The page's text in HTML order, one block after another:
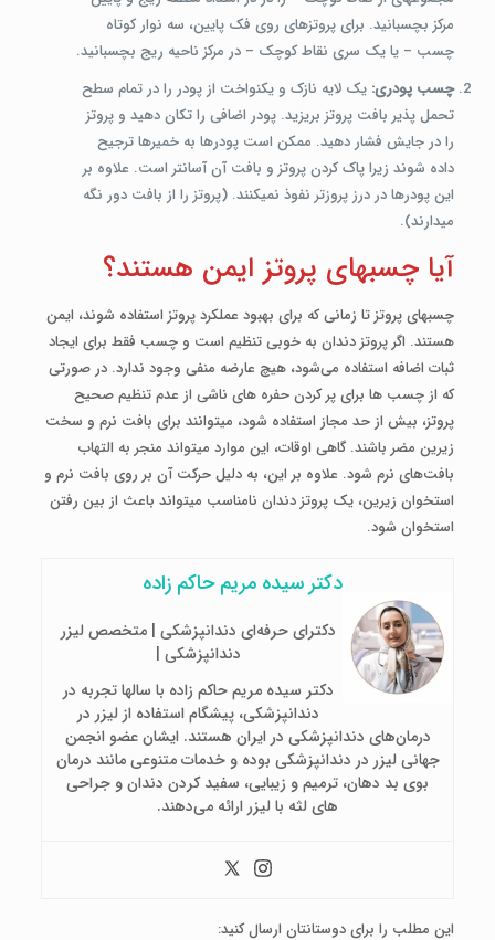
مرکز بچسبانید. برای پروتزهای روی فک پایین، سه نوار کوتاه
چسب – یا یک سری نقاط کوچک – در مرکز ناحیه ریج بچسبانید.
چسب پودری: یک لایه نازک و یکنواخت از پودر را در تمام سطح
تحمل ­پذیر بافت پروتز بریزید. پودر اضافی را تکان دهید و پروتز
را در جایش فشار دهید. ممکن است پودرها به خمیرها ترجیح
داده شوند زیرا پاک کردن پروتز و بافت آن آسان­تر است. علاوه بر
این پودرها در درز پروزتر نفوذ نمی­کنند. (پروتز را از بافت دور نگه
می­دارند).
آیا چسب­های پروتز ایمن هستند؟
چسب­های پروتز تا زمانی که برای بهبود عملکرد پروتز استفاده شوند، ایمن
هستند. اگر پروتز دندان به خوبی تنظیم است و چسب فقط برای ایجاد
ثبات اضافه استفاده می‌شود، هیچ عارضه منفی وجود ندارد. در صورتی
که از چسب ­ها برای پر کردن حفره­ های ناشی از عدم تنظیم صحیح
پروتز، بیش از حد مجاز استفاده شود، می­توانند برای بافت نرم و سخت
زیرین مضر باشند. گاهی اوقات، این موارد می­تواند منجر به التهاب
بافت‌های نرم شود. علاوه بر این، به دلیل حرکت آن بر روی بافت نرم و
استخوان زیرین، یک پروتز دندان نامناسب می­تواند باعث از بین رفتن
استخوان شود.
دکتر سیده مریم حاکم زاده
دکترای حرفه‌ای دندانپزشکی | متخصص لیزر
دندانپزشکی |
دکتر سیده مریم حاکم زاده با سالها تجربه در
دندانپزشکی، پیشگام استفاده از لیزر در
درمان‌های دندانپزشکی در ایران هستند. ایشان عضو انجمن
جهانی لیزر در دندانپزشکی بوده و خدمات متنوعی مانند درمان
بوی بد دهان، ترمیم و زیبایی، سفید کردن دندان و جراحی
های لثه با لیزر ارائه می‌دهند.
این مطلب را برای دوستانتان ارسال کنید: